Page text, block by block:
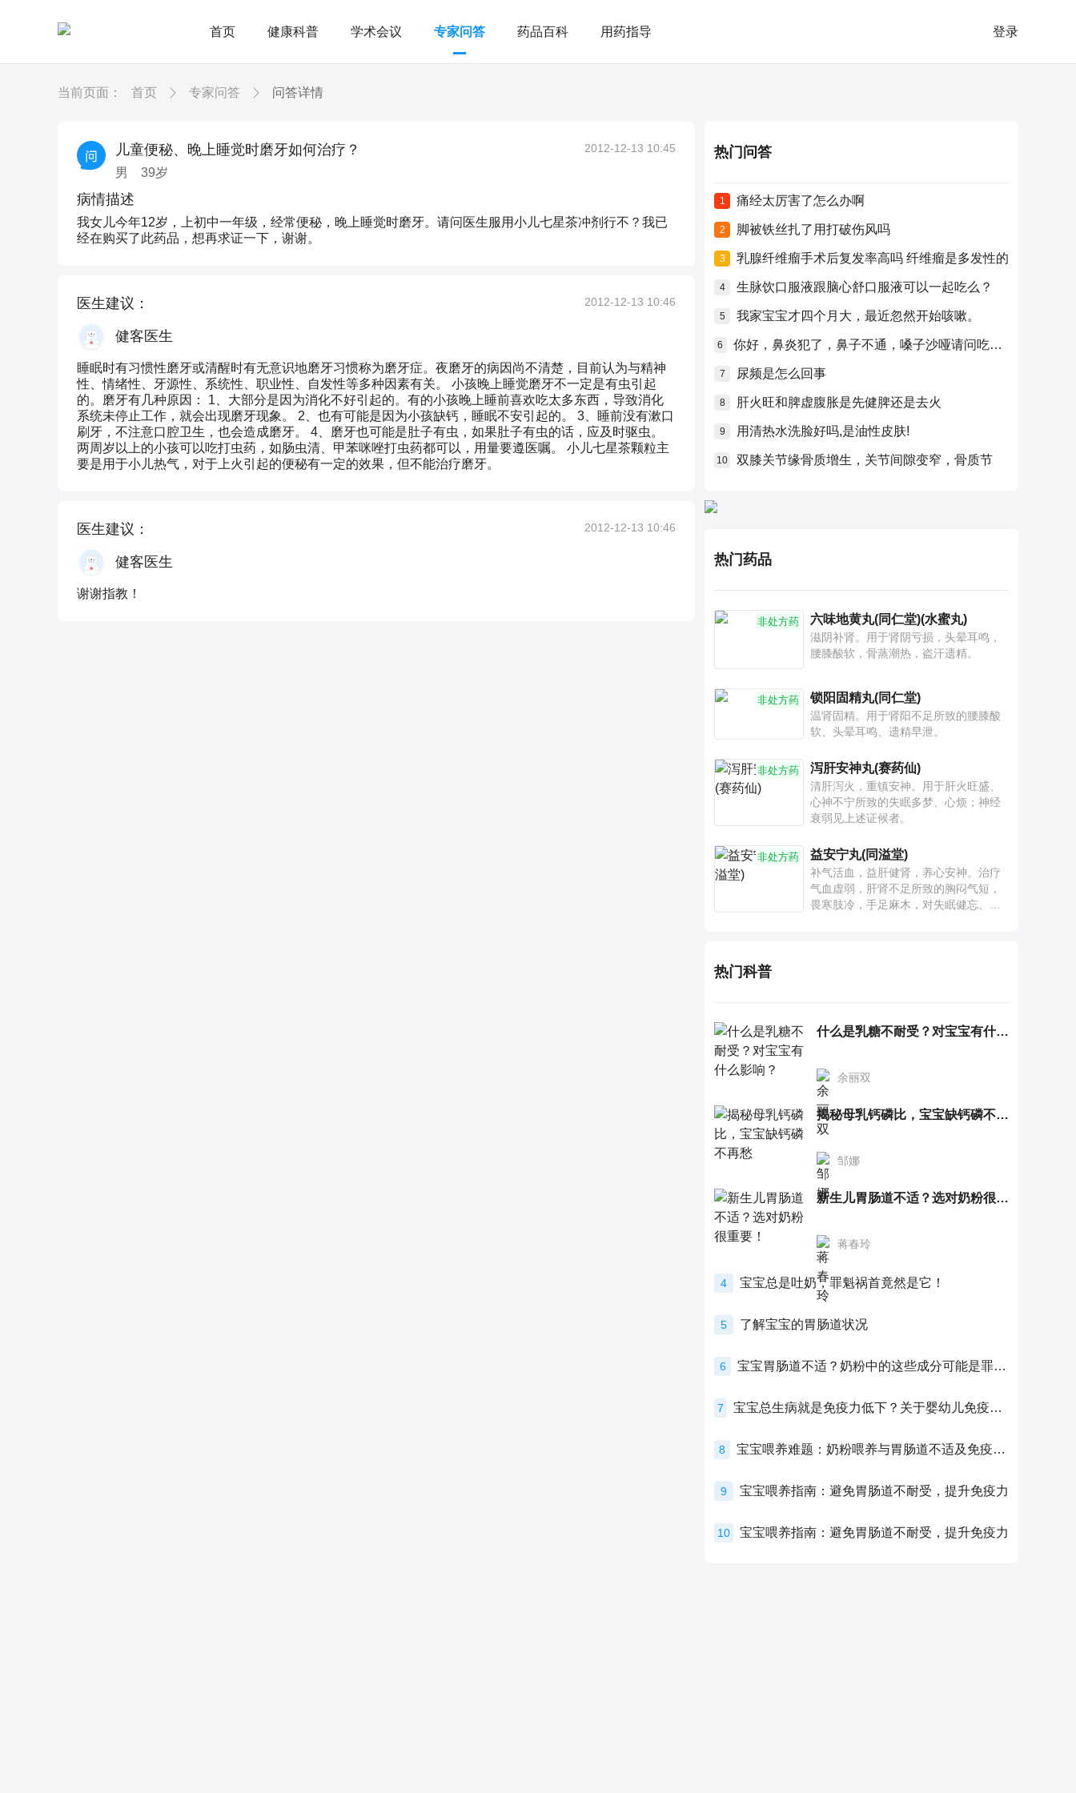
首页 健康科普 学术会议 专家问答 药品百科 用药指导 登录
当前页面： 首页 专家问答 问答详情
儿童便秘、晚上睡觉时磨牙如何治疗？
男 39岁
2012-12-13 10:45
病情描述
我女儿今年12岁，上初中一年级，经常便秘，晚上睡觉时磨牙。请问医生服用小儿七星茶冲剂行不？我已
经在购买了此药品，想再求证一下，谢谢。
医生建议： 2012-12-13 10:46
健客医生
睡眠时有习惯性磨牙或清醒时有无意识地磨牙习惯称为磨牙症。夜磨牙的病因尚不清楚，目前认为与精神
性、情绪性、牙源性、系统性、职业性、自发性等多种因素有关。 小孩晚上睡觉磨牙不一定是有虫引起
的。磨牙有几种原因： 1、大部分是因为消化不好引起的。有的小孩晚上睡前喜欢吃太多东西，导致消化
系统未停止工作，就会出现磨牙现象。 2、也有可能是因为小孩缺钙，睡眠不安引起的。 3、睡前没有漱口
刷牙，不注意口腔卫生，也会造成磨牙。 4、磨牙也可能是肚子有虫，如果肚子有虫的话，应及时驱虫。
两周岁以上的小孩可以吃打虫药，如肠虫清、甲苯咪唑打虫药都可以，用量要遵医嘱。 小儿七星茶颗粒主
要是用于小儿热气，对于上火引起的便秘有一定的效果，但不能治疗磨牙。
医生建议： 2012-12-13 10:46
健客医生
谢谢指教！
热门问答
1 痛经太厉害了怎么办啊
2 脚被铁丝扎了用打破伤风吗
3 乳腺纤维瘤手术后复发率高吗 纤维瘤是多发性的
4 生脉饮口服液跟脑心舒口服液可以一起吃么？
5 我家宝宝才四个月大，最近忽然开始咳嗽。
6 你好，鼻炎犯了，鼻子不通，嗓子沙哑请问吃什么药比较好？
7 尿频是怎么回事
8 肝火旺和脾虚腹胀是先健脾还是去火
9 用清热水洗脸好吗,是油性皮肤!
10 双膝关节缘骨质增生，关节间隙变窄，骨质节
热门药品
非处方药 六味地黄丸(同仁堂)(水蜜丸)
滋阴补肾。用于肾阴亏损，头晕耳鸣，
腰膝酸软，骨蒸潮热，盗汗遗精。
非处方药 锁阳固精丸(同仁堂)
温肾固精。用于肾阳不足所致的腰膝酸
软、头晕耳鸣、遗精早泄。
非处方药 泻肝安神丸(赛药仙)
清肝泻火，重镇安神。用于肝火旺盛、
心神不宁所致的失眠多梦、心烦；神经
衰弱见上述证候者。
非处方药 益安宁丸(同溢堂)
补气活血，益肝健肾，养心安神。治疗
气血虚弱，肝肾不足所致的胸闷气短，
畏寒肢冷，手足麻木，对失眠健忘、神
热门科普
什么是乳糖不耐受？对宝宝有什么影响？
余丽双
揭秘母乳钙磷比，宝宝缺钙磷不再愁
邹娜
新生儿胃肠道不适？选对奶粉很重要！
蒋春玲
4 宝宝总是吐奶，罪魁祸首竟然是它！
5 了解宝宝的胃肠道状况
6 宝宝胃肠道不适？奶粉中的这些成分可能是罪魁祸首！
7 宝宝总生病就是免疫力低下？关于婴幼儿免疫力的真相，家长必须了解！
8 宝宝喂养难题：奶粉喂养与胃肠道不适及免疫力提升的奥秘
9 宝宝喂养指南：避免胃肠道不耐受，提升免疫力
10 宝宝喂养指南：避免胃肠道不耐受，提升免疫力